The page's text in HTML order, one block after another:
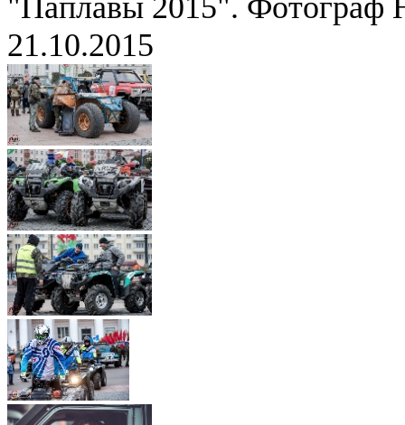
21.10.2015